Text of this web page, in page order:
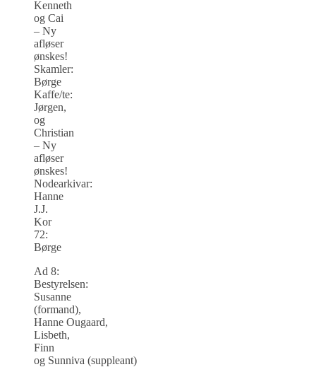
Kenneth
og Cai
– Ny
afløser
ønskes!
Skamler:
Børge
Kaffe/te:
Jørgen,
og
Christian
– Ny
afløser
ønskes!
Nodearkivar:
Hanne
J.J.
Kor
72:
Børge
Ad 8:
Bestyrelsen:
Susanne
(formand),
Hanne Ougaard,
Lisbeth,
Finn
og Sunniva (suppleant)